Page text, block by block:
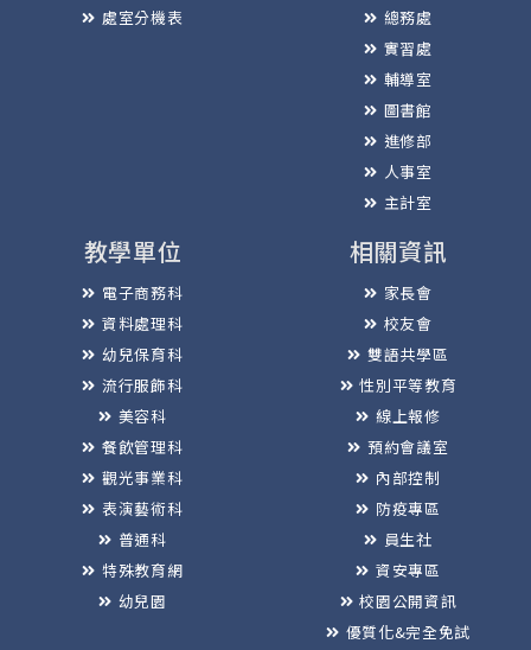
處室分機表
總務處
實習處
輔導室
圖書館
進修部
人事室
主計室
教學單位
電子商務科
資料處理科
幼兒保育科
流行服飾科
美容科
餐飲管理科
觀光事業科
表演藝術科
普通科
特殊教育網
幼兒園
相關資訊
家長會
校友會
雙語共學區
性別平等教育
線上報修
預約會議室
內部控制
防疫專區
員生社
資安專區
校園公開資訊
優質化&完全免試